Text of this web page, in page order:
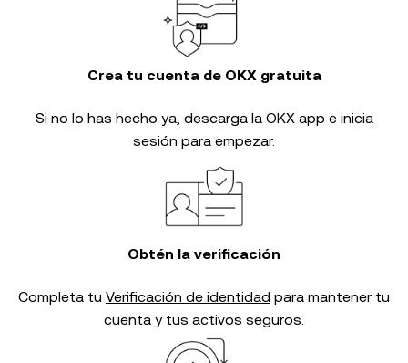
Crea tu cuenta de OKX gratuita
Si no lo has hecho ya, descarga la OKX app e inicia
sesión para empezar.
Obtén la verificación
Completa tu Verificación de identidad para mantener tu
cuenta y tus activos seguros.